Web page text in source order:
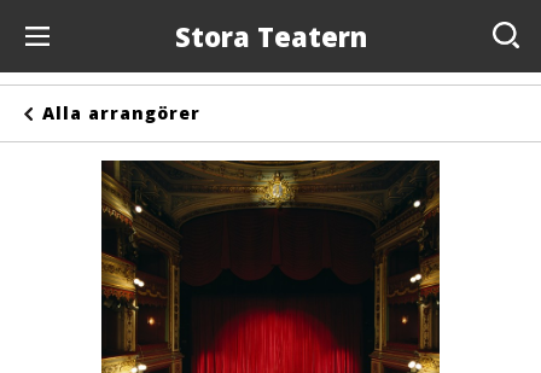
Stora Teatern
Anslagstavlan
Arrangörer
Kontakta oss
Alla arrangörer